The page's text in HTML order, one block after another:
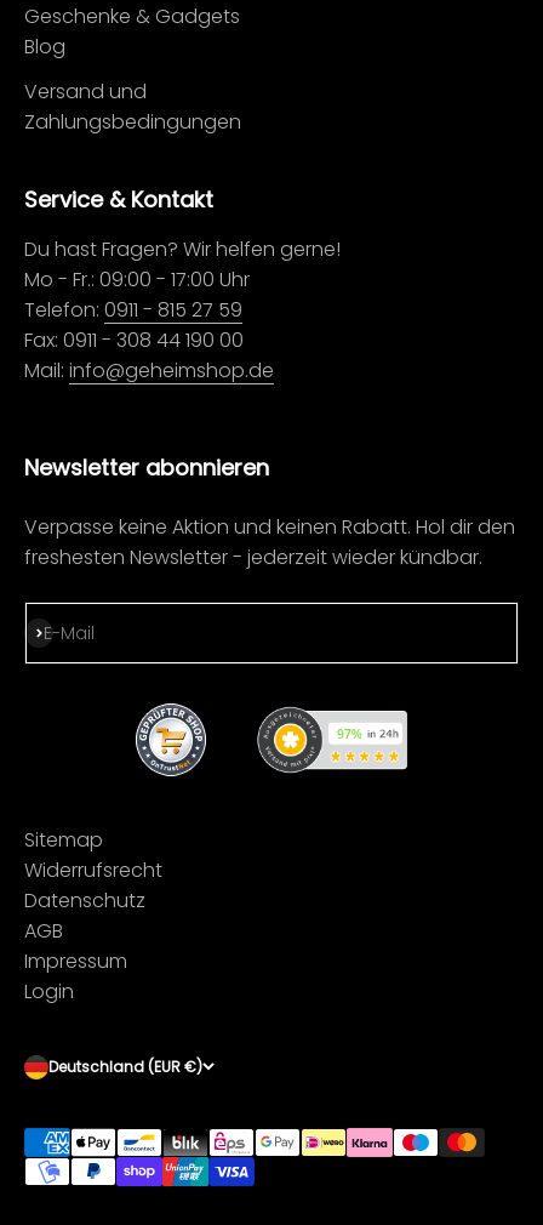
Geschenke & Gadgets
Blog
Versand und
Zahlungsbedingungen
Service & Kontakt
Du hast Fragen? Wir helfen gerne!
Mo - Fr.: 09:00 - 17:00 Uhr
Telefon: 0911 - 815 27 59
Fax: 0911 - 308 44 190 00
Mail: info@geheimshop.de
Newsletter abonnieren
Verpasse keine Aktion und keinen Rabatt. Hol dir den
freshesten Newsletter - jederzeit wieder kündbar.
E-Mail
Abonnieren
Sitemap
Widerrufsrecht
Datenschutz
AGB
Impressum
Login
Deutschland (EUR €)